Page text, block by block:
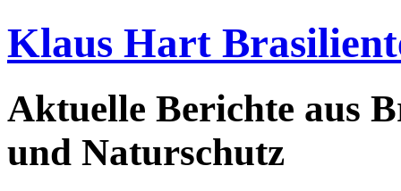
Klaus Hart
Aktuelle Berichte aus
und Naturschutz